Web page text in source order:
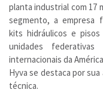
planta industrial com 17
segmento, a empresa
kits hidráulicos e
unidades
internacionais da
Hyva se destaca por
técnica.